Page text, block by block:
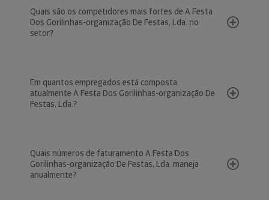
Quais são os competidores mais fortes de A Festa
Dos Gorilinhas-organização De Festas, Lda. no
setor?
Em quantos empregados está composta
atualmente A Festa Dos Gorilinhas-organização De
Festas, Lda.?
Quais números de faturamento A Festa Dos
Gorilinhas-organização De Festas, Lda. maneja
anualmente?